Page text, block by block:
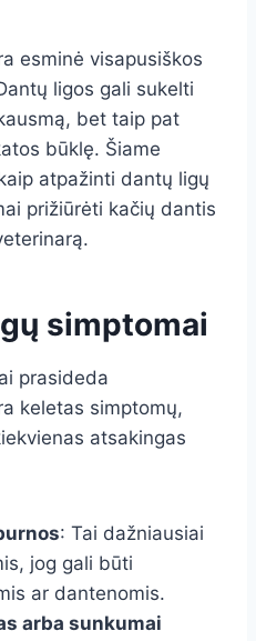
esminė visapusiškos
ligos gali sukelti
bet taip pat
būklę. Šiame
atpažinti dantų ligų
prižiūrėti kačių dantis
simptomai
prasideda
keletas simptomų,
atsakingas
: Tai dažniausiai
jog gali būti
ar dantenomis.
arba sunkumai